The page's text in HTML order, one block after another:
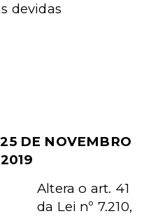
devidas
DE NOVEMBRO
Altera o art. 41
da Lei nº 7.210,